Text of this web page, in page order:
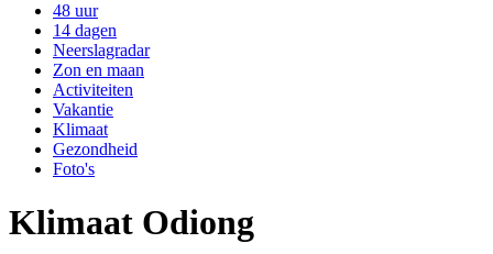
48 uur
14 dagen
Neerslagradar
Zon en maan
Activiteiten
Vakantie
Klimaat
Gezondheid
Foto's
Klimaat Odiong